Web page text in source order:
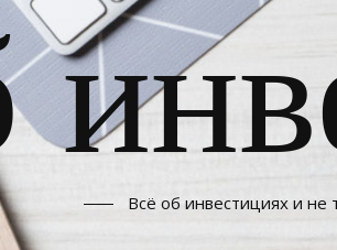
Всё об инвестициях и не